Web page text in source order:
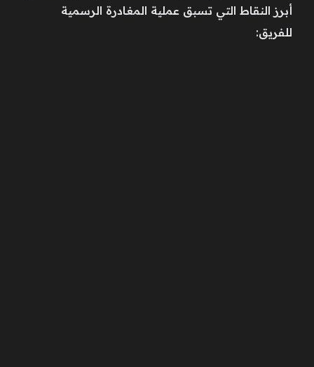
أبرز النقاط التي تسبق عملية المغادرة الرسمية
للفريق: